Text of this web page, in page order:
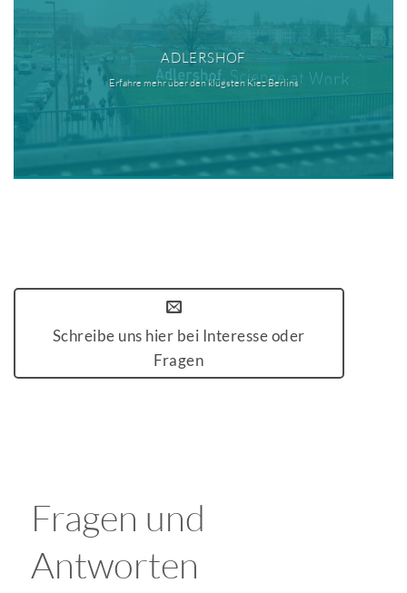
ADLERSHOF
Erfahre mehr über den klügsten Kiez Berlins
Schreibe uns hier bei Interesse oder
Fragen
Fragen und
Antworten